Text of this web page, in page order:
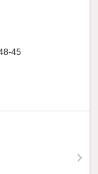
45